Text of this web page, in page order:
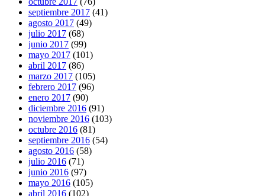
septiembre 2017 (41)
agosto 2017 (49)
julio 2017 (68)
junio 2017 (99)
mayo 2017 (101)
abril 2017 (86)
marzo 2017 (105)
febrero 2017 (96)
enero 2017 (90)
diciembre 2016 (91)
noviembre 2016 (103)
octubre 2016 (81)
septiembre 2016 (54)
agosto 2016 (58)
julio 2016 (71)
junio 2016 (97)
mayo 2016 (105)
abril 2016 (102)